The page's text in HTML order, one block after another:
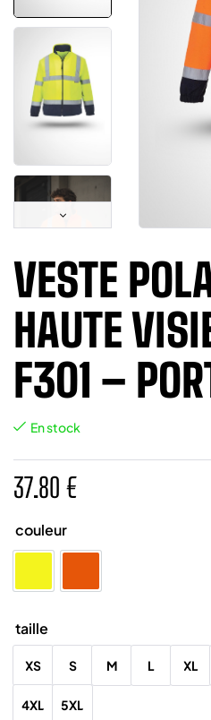
VESTE
HAUTE
F301 –
En stock
37.80 €
couleur
taille
XS S M L XL
4XL 5XL